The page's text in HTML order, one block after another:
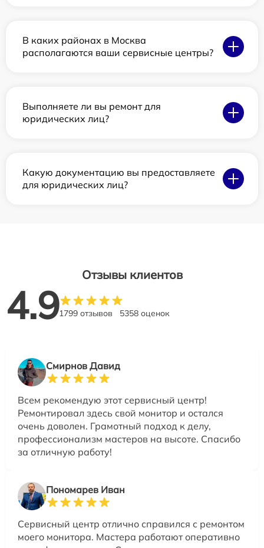
В каких районах в Москва
располагаются ваши сервисные центры?
Выполняете ли вы ремонт для
юридических лиц?
Какую документацию вы предоставляете
для юридических лиц?
Отзывы клиентов
4.91799 отзывов 5358 оценок
Смирнов Давид
Всем рекомендую этот сервисный центр!
Ремонтировал здесь свой монитор и остался
очень доволен. Грамотный подход к делу,
профессионализм мастеров на высоте. Спасибо
за отличную работу!
Пономарев Иван
Сервисный центр отлично справился с ремонтом
моего монитора. Мастера работают оперативно